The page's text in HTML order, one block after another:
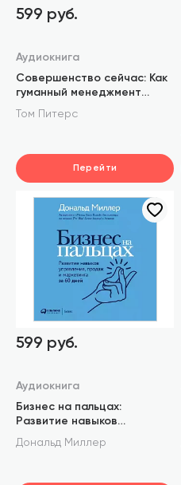
599 руб.
Аудиокнига
Совершенство сейчас: Как
гуманный менеджмент
делает бизнес сильнее
Том Питерс
Перейти
599 руб.
Аудиокнига
Бизнес на пальцах:
Развитие навыков
управления, продаж и
маркетинга за 60 дней
Дональд Миллер